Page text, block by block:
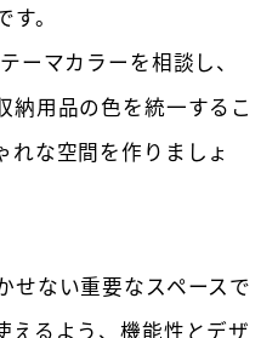
。
ーマカラーを相談し、
納用品の色を統一するこ
れな空間を作りましょ
せない重要なスペースで
えるよう、機能性とデザ